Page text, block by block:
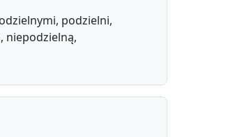
podzielni,
niepodzielną,